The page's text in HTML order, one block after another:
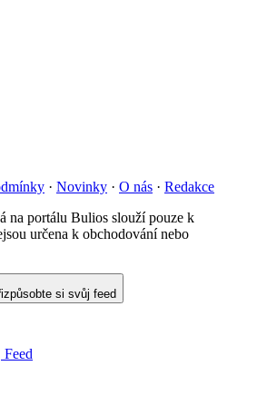
· Novinky · O nás · Redakce
na portálu Bulios slouží pouze k
určena k obchodování nebo
si svůj feed
Feed